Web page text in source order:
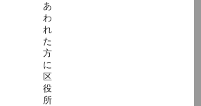
あ
わ
れ
た
方
に
区
役
所